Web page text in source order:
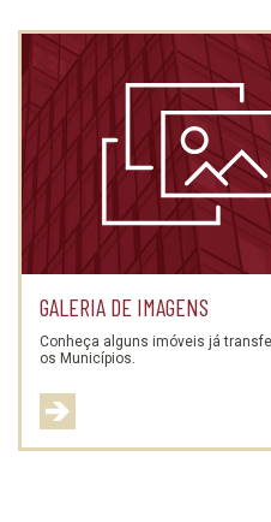
GALERIA DE IMAGENS
Conheça alguns imóveis já
os Municípios.